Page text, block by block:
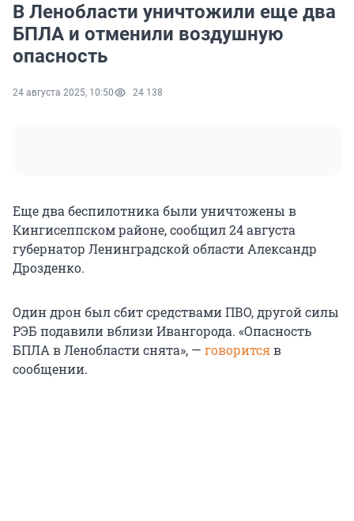
В Ленобласти уничтожили еще два
БПЛА и отменили воздушную
опасность
24 августа 2025, 10:50 24 138
Еще два беспилотника были уничтожены в
Кингисеппском районе, сообщил24 августа
губернатор Ленинградской области Александр
Дрозденко.
Один дрон был сбит средствами ПВО, другой силы
РЭБ подавили вблизи Ивангорода. «Опасность
БПЛА в Ленобласти снята», — говоритсяв
сообщении.